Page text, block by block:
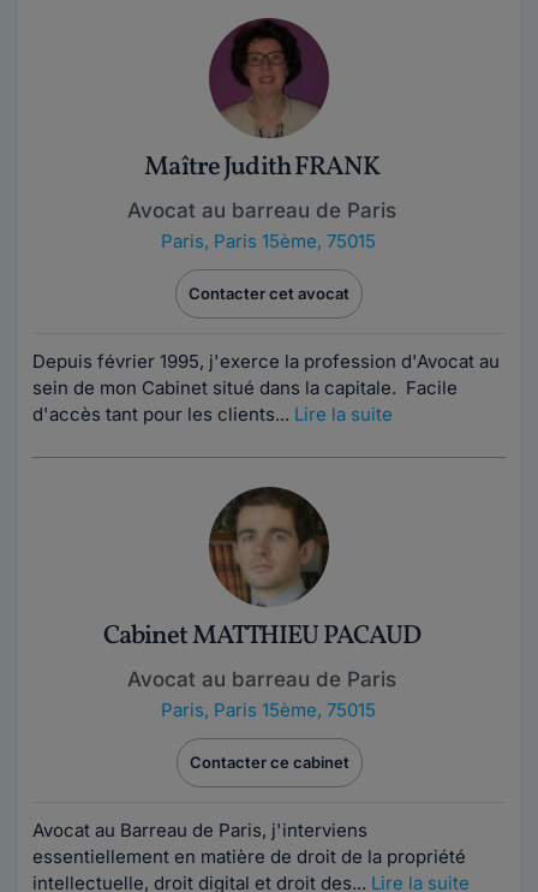
Maître Judith FRANK
Avocat au barreau de Paris
Paris, Paris 15ème, 75015
Contacter cet avocat
Depuis février 1995, j'exerce la profession d'Avocat au
sein de mon Cabinet situé dans la capitale. Facile
d'accès tant pour les clients... Lire la suite
Cabinet MATTHIEU PACAUD
Avocat au barreau de Paris
Paris, Paris 15ème, 75015
Contacter ce cabinet
Avocat au Barreau de Paris, j'interviens
essentiellement en matière de droit de la propriété
intellectuelle, droit digital et droit des... Lire la suite